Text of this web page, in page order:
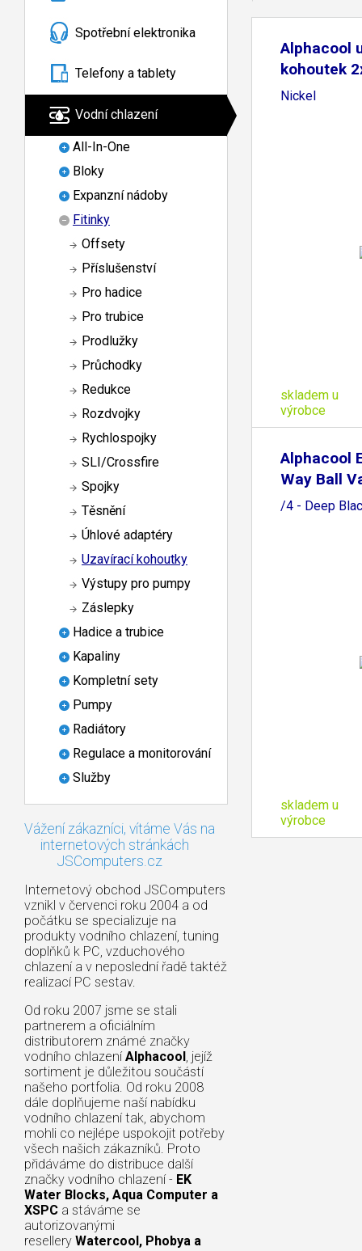
Spotřební elektronika
Telefony a tablety
Vodní chlazení
All-In-One
Bloky
Expanzní nádoby
Fitinky
Offsety
Příslušenství
Pro hadice
Pro trubice
Prodlužky
Průchodky
Redukce
Rozdvojky
Rychlospojky
SLI/Crossfire
Spojky
Těsnění
Úhlové adaptéry
Uzavírací kohoutky
Výstupy pro pumpy
Záslepky
Hadice a trubice
Kapaliny
Kompletní sety
Pumpy
Radiátory
Regulace a monitorování
Služby
Vážení zákazníci, vítáme Vás na
internetových stránkách
JSComputers.cz
Internetový obchod JSComputers
vznikl v červenci roku 2004 a od
počátku se specializuje na
produkty vodního chlazení, tuning
doplňků k PC, vzduchového
chlazení a v neposlední řadě taktéž
realizací PC sestav.
Od roku 2007 jsme se stali
partnerem a oficiálním
distributorem známé značky
vodního chlazení Alphacool, jejíž
sortiment je důležitou součástí
našeho portfolia. Od roku 2008
dále doplňujeme naší nabídku
vodního chlazení tak, abychom
mohli co nejlépe uspokojit potřeby
všech našich zákazníků. Proto
přidáváme do distribuce další
značky vodního chlazení - EK
Water Blocks, Aqua Computer a
XSPC a stáváme se
autorizovanými
resellery Watercool, Phobya a
Alphacool
kohoutek
Nickel
skladem u
výrobce
Alphacool
Way Ball
/4 - Deep
skladem u
výrobce